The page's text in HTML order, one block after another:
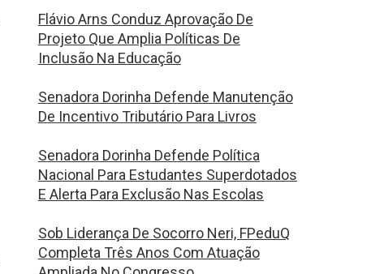
Flávio Arns Conduz Aprovação De
Projeto Que Amplia Políticas De
Inclusão Na Educação
Senadora Dorinha Defende Manutenção
De Incentivo Tributário Para Livros
Senadora Dorinha Defende Política
Nacional Para Estudantes Superdotados
E Alerta Para Exclusão Nas Escolas
Sob Liderança De Socorro Neri, FPeduQ
Completa Três Anos Com Atuação